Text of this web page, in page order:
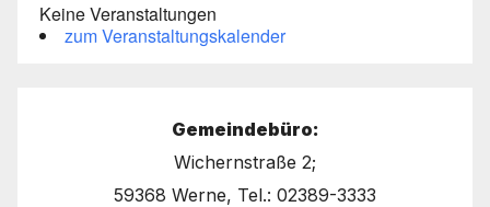
Keine Veranstaltungen
zum Veranstaltungskalender
Gemeindebüro:
Wichernstraße 2;
59368 Werne, Tel.: 02389-3333